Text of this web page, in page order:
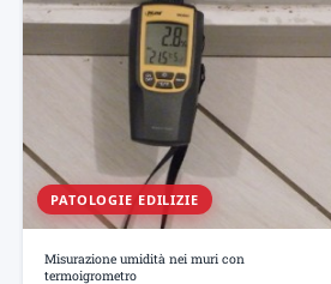
PATOLOGIE EDILIZIE
Misurazione umidità nei muri con
termoigrometro